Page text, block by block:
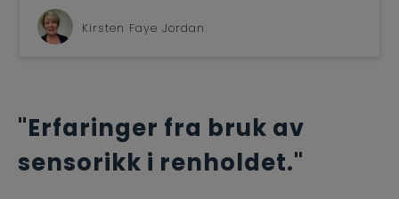
Kirsten Faye Jordan
"Erfaringer fra bruk av
sensorikk i renholdet."